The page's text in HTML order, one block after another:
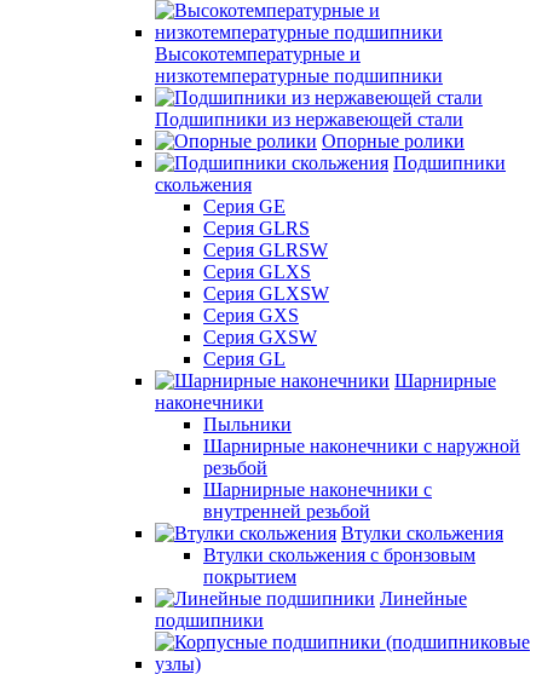
Высокотемпературные и
низкотемпературные подшипники
Подшипники из нержавеющей стали
Опорные ролики
Подшипники
скольжения
Серия GE
Серия GLRS
Серия GLRSW
Серия GLXS
Серия GLXSW
Серия GXS
Серия GXSW
Серия GL
Шарнирные
наконечники
Пыльники
Шарнирные наконечники с наружной
резьбой
Шарнирные наконечники с
внутренней резьбой
Втулки скольжения
Втулки скольжения с бронзовым
покрытием
Линейные
подшипники